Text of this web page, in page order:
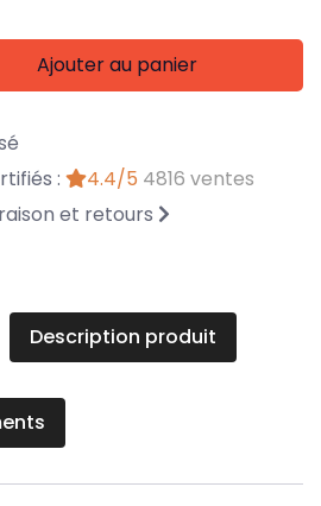
Ajouter au panier
:
4.4/5 4816 ventes
et retours
Description produit